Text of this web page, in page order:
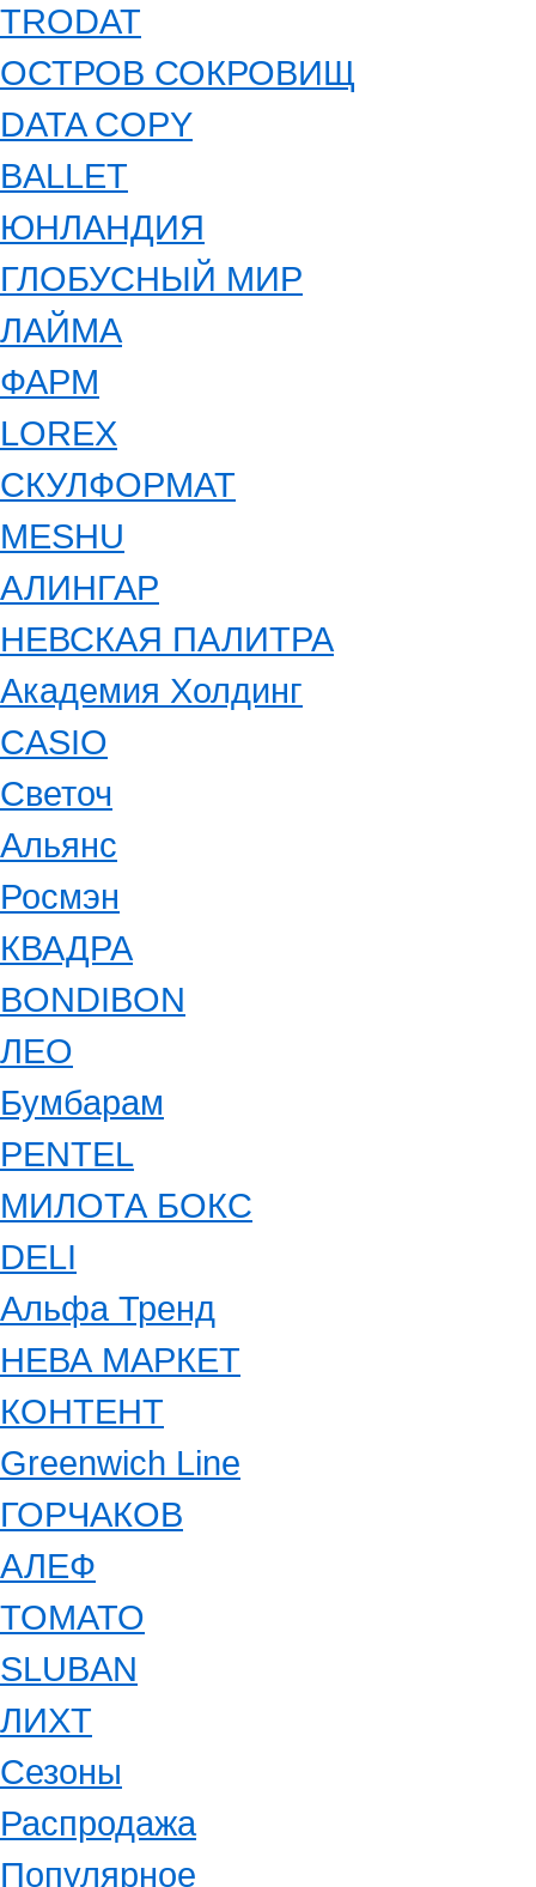
TRODAT
ОСТРОВ СОКРОВИЩ
DATA COPY
BALLET
ЮНЛАНДИЯ
ГЛОБУСНЫЙ МИР
ЛАЙМА
ФАРМ
LOREX
СКУЛФОРМАТ
MESHU
АЛИНГАР
НЕВСКАЯ ПАЛИТРА
Академия Холдинг
CASIO
Светоч
Альянс
Росмэн
КВАДРА
BONDIBON
ЛЕО
Бумбарам
PENTEL
МИЛОТА БОКС
DELI
Альфа Тренд
НЕВА МАРКЕТ
КОНТЕНТ
Greenwich Line
ГОРЧАКОВ
АЛЕФ
ТОМАТО
SLUBAN
ЛИХТ
Сезоны
Распродажа
Популярное